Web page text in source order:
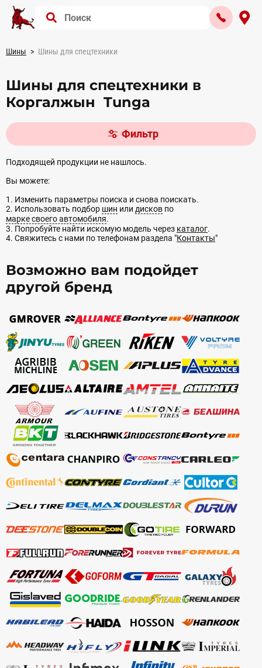
Шины Шины для спецтехники
Шины для спецтехники в
Коргалжын Tunga
Фильтр
Подходящей продукции не нашлось.
Вы можете:
1. Изменить параметры поиска и снова поискать.
2. Использовать подбор шин или дисков по
марке своего автомобиля.
3. Попробуйте найти искомую модель через каталог.
4. Свяжитесь с нами по телефонам раздела "Контакты"
Возможно вам подойдет
другой бренд